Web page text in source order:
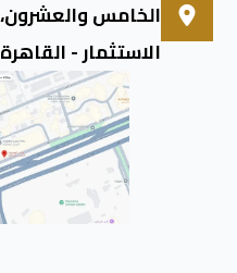
الاستثمار - القاهرة